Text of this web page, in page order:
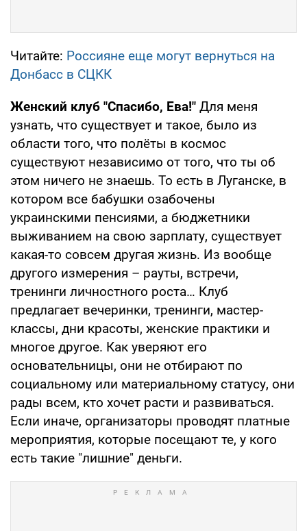
Читайте: Россияне еще могут вернуться на
Донбасс в СЦКК
Женский клуб "Спасибо, Ева!" Для меня
узнать, что существует и такое, было из
области того, что полёты в космос
существуют независимо от того, что ты об
этом ничего не знаешь. То есть в Луганске, в
котором все бабушки озабочены
украинскими пенсиями, а бюджетники
выживанием на свою зарплату, существует
какая-то совсем другая жизнь. Из вообще
другого измерения – рауты, встречи,
тренинги личностного роста… Клуб
предлагает вечеринки, тренинги, мастер-
классы, дни красоты, женские практики и
многое другое. Как уверяют его
основательницы, они не отбирают по
социальному или материальному статусу, они
рады всем, кто хочет расти и развиваться.
Если иначе, организаторы проводят платные
мероприятия, которые посещают те, у кого
есть такие "лишние" деньги.